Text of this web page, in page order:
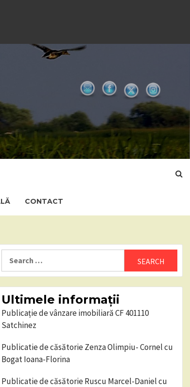
CONTACT
Ultimele informații
Publicație de vânzare imobiliară CF 401110
Satchinez
Publicatie de căsătorie Zenza Olimpiu- Cornel cu
Bogat Ioana-Florina
Publicatie de căsătorie Ruscu Marcel-Daniel cu